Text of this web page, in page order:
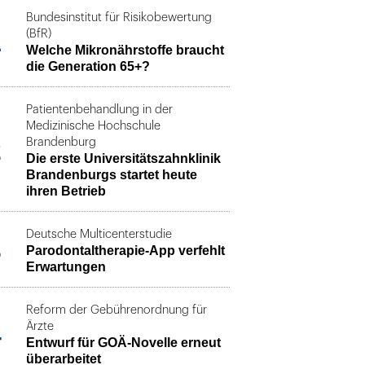
Bundesinstitut für Risikobewertung
(BfR)
Welche Mikronährstoffe braucht
die Generation 65+?
Patientenbehandlung in der
Medizinische Hochschule
Brandenburg
Die erste Universitätszahnklinik
Brandenburgs startet heute
ihren Betrieb
Deutsche Multicenterstudie
Parodontaltherapie-App verfehlt
Erwartungen
Reform der Gebührenordnung für
Ärzte
Entwurf für GOÄ-Novelle erneut
überarbeitet